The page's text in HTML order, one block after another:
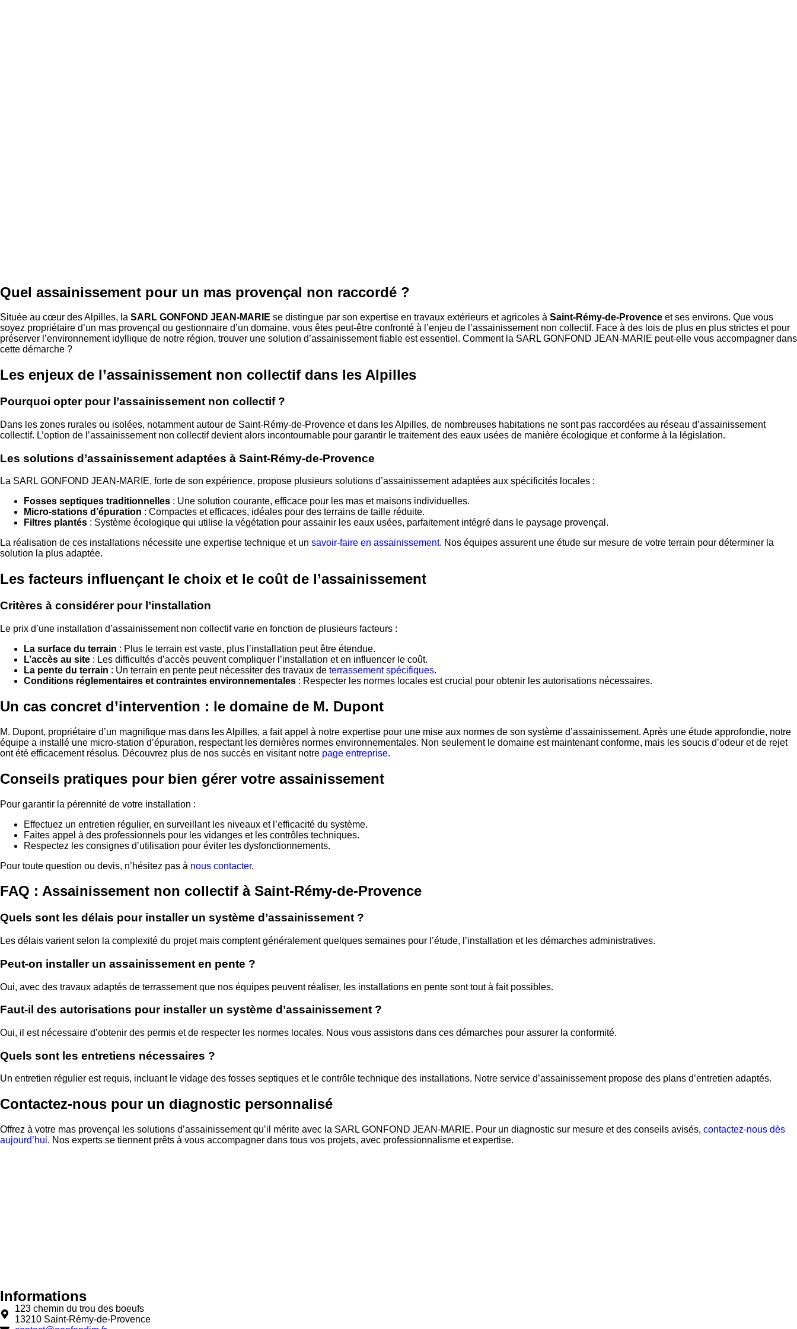
Quel assainissement pour un mas provençal non raccordé ?
Située au cœur des Alpilles, la SARL GONFOND JEAN-MARIE se distingue par son expertise en travaux extérieurs et agricoles à Saint-Rémy-de-Provence et ses environs. Que vous
soyez propriétaire d’un mas provençal ou gestionnaire d’un domaine, vous êtes peut-être confronté à l’enjeu de l’assainissement non collectif. Face à des lois de plus en plus strictes et pour
préserver l’environnement idyllique de notre région, trouver une solution d’assainissement fiable est essentiel. Comment la SARL GONFOND JEAN-MARIE peut-elle vous accompagner dans
cette démarche ?
Les enjeux de l’assainissement non collectif dans les Alpilles
Pourquoi opter pour l’assainissement non collectif ?
Dans les zones rurales ou isolées, notamment autour de Saint-Rémy-de-Provence et dans les Alpilles, de nombreuses habitations ne sont pas raccordées au réseau d’assainissement
collectif. L’option de l’assainissement non collectif devient alors incontournable pour garantir le traitement des eaux usées de manière écologique et conforme à la législation.
Les solutions d’assainissement adaptées à Saint-Rémy-de-Provence
La SARL GONFOND JEAN-MARIE, forte de son expérience, propose plusieurs solutions d’assainissement adaptées aux spécificités locales :
Fosses septiques traditionnelles : Une solution courante, efficace pour les mas et maisons individuelles.
Micro-stations d’épuration : Compactes et efficaces, idéales pour des terrains de taille réduite.
Filtres plantés : Système écologique qui utilise la végétation pour assainir les eaux usées, parfaitement intégré dans le paysage provençal.
La réalisation de ces installations nécessite une expertise technique et un savoir-faire en assainissement. Nos équipes assurent une étude sur mesure de votre terrain pour déterminer la
solution la plus adaptée.
Les facteurs influençant le choix et le coût de l’assainissement
Critères à considérer pour l’installation
Le prix d’une installation d’assainissement non collectif varie en fonction de plusieurs facteurs :
La surface du terrain : Plus le terrain est vaste, plus l’installation peut être étendue.
L’accès au site : Les difficultés d’accès peuvent compliquer l’installation et en influencer le coût.
La pente du terrain : Un terrain en pente peut nécessiter des travaux de terrassement spécifiques.
Conditions réglementaires et contraintes environnementales : Respecter les normes locales est crucial pour obtenir les autorisations nécessaires.
Un cas concret d’intervention : le domaine de M. Dupont
M. Dupont, propriétaire d’un magnifique mas dans les Alpilles, a fait appel à notre expertise pour une mise aux normes de son système d’assainissement. Après une étude approfondie, notre
équipe a installé une micro-station d’épuration, respectant les dernières normes environnementales. Non seulement le domaine est maintenant conforme, mais les soucis d’odeur et de rejet
ont été efficacement résolus. Découvrez plus de nos succès en visitant notre page entreprise.
Conseils pratiques pour bien gérer votre assainissement
Pour garantir la pérennité de votre installation :
Effectuez un entretien régulier, en surveillant les niveaux et l’efficacité du système.
Faites appel à des professionnels pour les vidanges et les contrôles techniques.
Respectez les consignes d’utilisation pour éviter les dysfonctionnements.
Pour toute question ou devis, n’hésitez pas à nous contacter.
FAQ : Assainissement non collectif à Saint-Rémy-de-Provence
Quels sont les délais pour installer un système d’assainissement ?
Les délais varient selon la complexité du projet mais comptent généralement quelques semaines pour l’étude, l’installation et les démarches administratives.
Peut-on installer un assainissement en pente ?
Oui, avec des travaux adaptés de terrassement que nos équipes peuvent réaliser, les installations en pente sont tout à fait possibles.
Faut-il des autorisations pour installer un système d’assainissement ?
Oui, il est nécessaire d’obtenir des permis et de respecter les normes locales. Nous vous assistons dans ces démarches pour assurer la conformité.
Quels sont les entretiens nécessaires ?
Un entretien régulier est requis, incluant le vidage des fosses septiques et le contrôle technique des installations. Notre service d’assainissement propose des plans d’entretien adaptés.
Contactez-nous pour un diagnostic personnalisé
Offrez à votre mas provençal les solutions d’assainissement qu’il mérite avec la SARL GONFOND JEAN-MARIE. Pour un diagnostic sur mesure et des conseils avisés, contactez-nous dès
aujourd’hui. Nos experts se tiennent prêts à vous accompagner dans tous vos projets, avec professionnalisme et expertise.
Informations
123 chemin du trou des boeufs
13210 Saint-Rémy-de-Provence